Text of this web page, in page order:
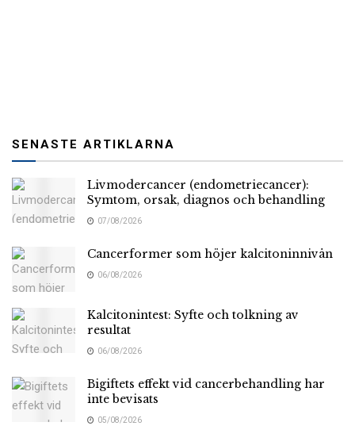
SENASTE ARTIKLARNA
Livmodercancer (endometriecancer):
Symtom, orsak, diagnos och behandling
07/08/2026
Cancerformer som höjer kalcitoninnivån
06/08/2026
Kalcitonintest: Syfte och tolkning av
resultat
06/08/2026
Bigiftets effekt vid cancerbehandling har
inte bevisats
05/08/2026